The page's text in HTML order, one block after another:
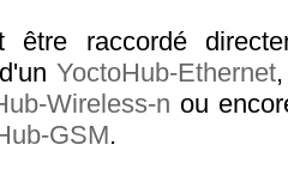
être raccordé
YoctoHub-Ethernet
Wireless-n ou
GSM.